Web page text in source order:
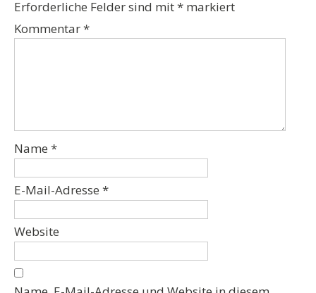
Erforderliche Felder sind mit* markiert
Kommentar*
Name *
E-Mail-Adresse *
Website